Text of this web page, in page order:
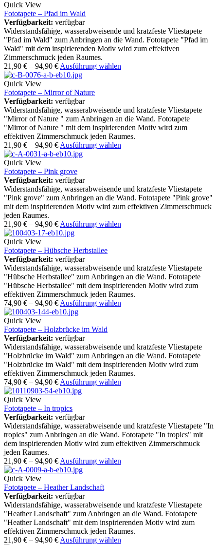
Quick View
Fototapete – Pfad im Wald
Verfügbarkeit: verfügbar
Widerstandsfähige, wasserabweisende und kratzfeste Vliestapete
"Pfad im Wald" zum Anbringen an die Wand. Fototapete "Pfad im
Wald" mit dem inspirierenden Motiv wird zum effektiven
Zimmerschmuck jeden Raumes.
21,90 € – 94,90 € Ausführung wählen
Quick View
Fototapete – Mirror of Nature
Verfügbarkeit: verfügbar
Widerstandsfähige, wasserabweisende und kratzfeste Vliestapete
"Mirror of Nature " zum Anbringen an die Wand. Fototapete
"Mirror of Nature " mit dem inspirierenden Motiv wird zum
effektiven Zimmerschmuck jeden Raumes.
21,90 € – 94,90 € Ausführung wählen
Quick View
Fototapete – Pink grove
Verfügbarkeit: verfügbar
Widerstandsfähige, wasserabweisende und kratzfeste Vliestapete
"Pink grove" zum Anbringen an die Wand. Fototapete "Pink grove"
mit dem inspirierenden Motiv wird zum effektiven Zimmerschmuck
jeden Raumes.
21,90 € – 94,90 € Ausführung wählen
Quick View
Fototapete – Hübsche Herbstallee
Verfügbarkeit: verfügbar
Widerstandsfähige, wasserabweisende und kratzfeste Vliestapete
"Hübsche Herbstallee" zum Anbringen an die Wand. Fototapete
"Hübsche Herbstallee" mit dem inspirierenden Motiv wird zum
effektiven Zimmerschmuck jeden Raumes.
74,90 € – 94,90 € Ausführung wählen
Quick View
Fototapete – Holzbrücke im Wald
Verfügbarkeit: verfügbar
Widerstandsfähige, wasserabweisende und kratzfeste Vliestapete
"Holzbrücke im Wald" zum Anbringen an die Wand. Fototapete
"Holzbrücke im Wald" mit dem inspirierenden Motiv wird zum
effektiven Zimmerschmuck jeden Raumes.
74,90 € – 94,90 € Ausführung wählen
Quick View
Fototapete – In tropics
Verfügbarkeit: verfügbar
Widerstandsfähige, wasserabweisende und kratzfeste Vliestapete "In
tropics" zum Anbringen an die Wand. Fototapete "In tropics" mit
dem inspirierenden Motiv wird zum effektiven Zimmerschmuck
jeden Raumes.
21,90 € – 94,90 € Ausführung wählen
Quick View
Fototapete – Heather Landschaft
Verfügbarkeit: verfügbar
Widerstandsfähige, wasserabweisende und kratzfeste Vliestapete
"Heather Landschaft" zum Anbringen an die Wand. Fototapete
"Heather Landschaft" mit dem inspirierenden Motiv wird zum
effektiven Zimmerschmuck jeden Raumes.
21,90 € – 94,90 € Ausführung wählen